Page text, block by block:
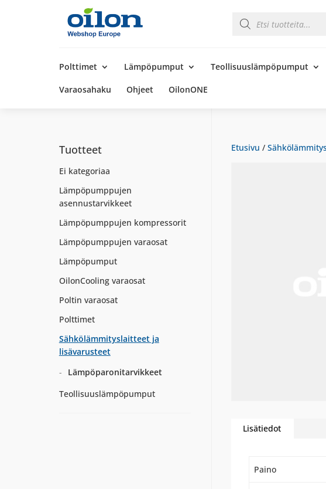
search
Polttimet Lämpöpumput Teollisuuslämpöpumput
Varaosahaku Ohjeet OilonONE
Etusivu /
Lisätiedot
Paino
Tuotteet
Ei kategoriaa
Lämpöpumppujen
asennustarvikkeet
Lämpöpumppujen kompressorit
Lämpöpumppujen varaosat
Lämpöpumput
OilonCooling varaosat
Poltin varaosat
Polttimet
Sähkölämmityslaitteet ja
lisävarusteet
Lämpöparonitarvikkeet
Teollisuuslämpöpumput